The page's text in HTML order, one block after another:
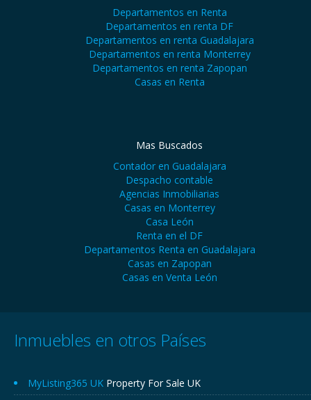
Departamentos en Renta
Departamentos en renta DF
Departamentos en renta Guadalajara
Departamentos en renta Monterrey
Departamentos en renta Zapopan
Casas en Renta
Mas Buscados
Contador en Guadalajara
Despacho contable
Agencias Inmobiliarias
Casas en Monterrey
Casa León
Renta en el DF
Departamentos Renta en Guadalajara
Casas en Zapopan
Casas en Venta León
Inmuebles en otros Países
MyListing365 UK Property For Sale UK